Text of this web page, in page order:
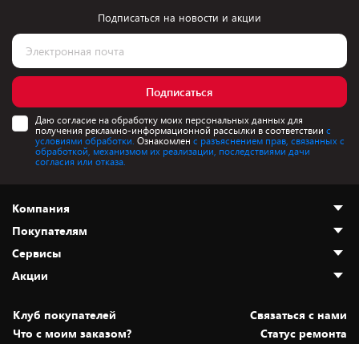
Подписаться на новости и акции
Подписаться
Даю согласие на обработку моих персональных данных для
получения рекламно-информационной рассылки в соответствии с
условиями обработки. Ознакомлен с разъяснением прав, связанных с
обработкой, механизмом их реализации, последствиями дачи
согласия или отказа.
Компания
О нас
Адреса магазинов
Новости
Статьи и обзоры
Вакансии
Покупателям
Как сделать заказ
Оплата и доставка
Безналичный расчёт
Обмен и возврат товара
Сервисы
Установка техники
Для игровых консолей
Акции
Скидки и промокоды
Белорусские товары
Клуб покупателей
Cвязаться с нами
Что с моим заказом?
Статус ремонта